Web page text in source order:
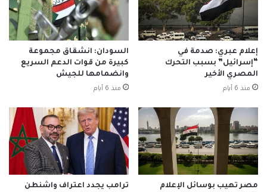
إعلام عبري: صدمة في
“إسرائيل” بسبب التحرك
المصري الأخير
منذ 6 أيام
السودان: انشقاق مجموعة
كبيرة من قوات الدعم السريع
وانضمامها للجيش
منذ 6 أيام
مصر تهيب بوسائل الإعلام
ترامب يجدد اعتراف واشنطن